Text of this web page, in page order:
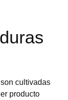
son cultivadas
producto